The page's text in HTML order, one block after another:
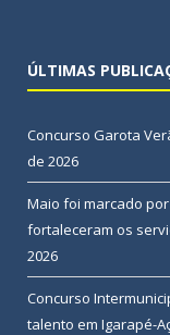
ÚLTIMAS
Concurso Garota
de 2026
Maio foi marcado
fortaleceram os
2026
Concurso
talento em Igarapé-